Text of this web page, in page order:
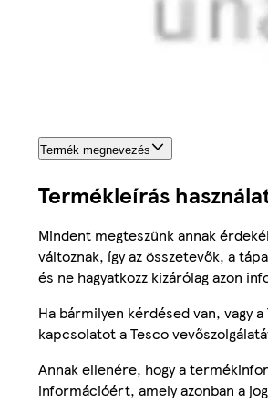
Termék megnevezés
Termékleírás
Mindent megteszünk annak
változnak, így az összetevők, a
és ne hagyatkozz kizárólag azon
Ha bármilyen kérdésed van, vagy
kapcsolatot a Tesco
Annak ellenére, hogy a
információért, amely azonban a